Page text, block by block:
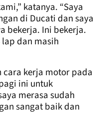
katanya. “Saya
di Ducati dan saya
bekerja. Ini bekerja.
lap dan masih
cara kerja motor pada
ini untuk
merasa sudah
sangat baik dan